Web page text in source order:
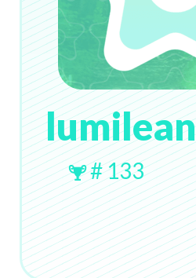
lumilean
# 133